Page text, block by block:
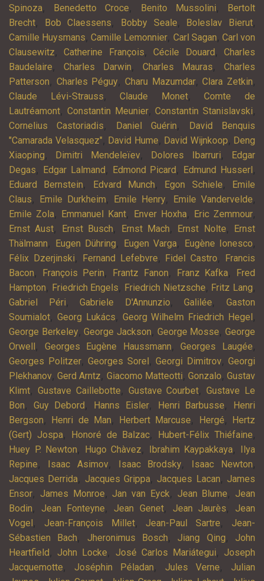
Spinoza, Benedetto Croce, Benito Mussolini,
Bertolt
Brecht, Bob Claessens, Bobby Seale, Boleslav Bierut,
Camille Huysmans,Camille Lemonnier, Carl Sagan, Carl von
Clausewitz,Catherine François,Cécile Douard ,Charles
Baudelaire, Charles Darwin, Charles Mauras, Charles
Patterson, Charles Péguy,Charu Mazumdar,Clara Zetkin,
Claude Lévi-Strauss,Claude Monet,Comte de
Lautréamont, Constantin Meunier,Constantin Stanislavski,
Cornelius Castoriadis, Daniel Guérin,
David Benquis
"Camarada Velasquez", David Hume, David Wijnkoop, Deng
Xiaoping, Dimitri Mendeleïev, Dolores Ibarruri,
Edgar
Degas, Edgar Lalmand , Edmond Picard , Edmund Husserl ,
Eduard Bernstein, Edvard Munch, Egon Schiele,
Emile
Claus, Emile Durkheim, Emile Henry, Emile Vandervelde,
Emile Zola, Emmanuel Kant, Enver Hoxha, Eric Zemmour,
Ernst Aust, Ernst Busch, Ernst Mach, Ernst Nolte,
Ernst
Thälmann, Eugen Dühring, Eugen Varga, Eugène Ionesco,
Félix Dzerjinski, Fernand Lefebvre, Fidel Castro,
Francis
Bacon, François Perin, Frantz Fanon, Franz Kafka,
Fred
Hampton, Friedrich Engels, Friedrich Nietzsche, Fritz Lang,
Gabriel Péri,Gabriele D'Annunzio,Galilée,Gaston
Soumialot, Georg Lukács, Georg Wilhelm Friedrich Hegel ,
George Berkeley,George Jackson, George Mosse,George
Orwell , Georges Eugène Haussmann,Georges Laugée,
Georges Politzer, Georges Sorel , Georgi Dimitrov, Georgi
Plekhanov,Gerd Arntz, Giacomo Matteotti, Gonzalo,Gustav
Klimt, Gustave Caillebotte, Gustave Courbet,Gustave Le
Bon, Guy Debord , Hanns Eisler, Henri Barbusse,
Henri
Bergson, Henri de Man, Herbert Marcuse, Hergé,
Hertz
(Gert) Jospa, Honoré de Balzac, Hubert-Félix Thiéfaine,
Huey P. Newton, Hugo Chàvez, Ibrahim Kaypakkaya,
Ilya
Repine, Isaac Asimov, Isaac Brodsky, Isaac Newton,
Jacques Derrida, Jacques Grippa, Jacques Lacan, James
Ensor, James Monroe, Jan van Eyck, Jean Blume, Jean
Bodin, Jean Fonteyne, Jean Genet, Jean Jaurès, Jean
Vogel , Jean-François Millet, Jean-Paul Sartre, Jean-
Sébastien Bach, Jheronimus Bosch, Jiang Qing, John
Heartfield , John Locke, José Carlos Mariátegui, Joseph
Jacquemotte, Joséphin Péladan, Jules Verne, Julian